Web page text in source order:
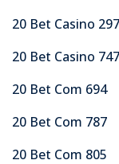
20 Bet Casino 297
20 Bet Casino 747
20 Bet Com 694
20 Bet Com 787
20 Bet Com 805